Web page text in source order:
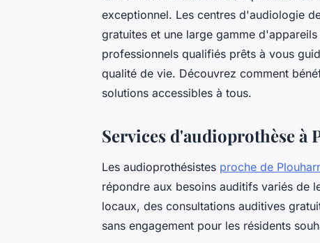
exceptionnel. Les centres d'audiologie
gratuites et une large gamme
professionnels qualifiés prêts à vous
qualité de vie. Découvrez comment
solutions accessibles à tous.
Services d'audioprothèse à
Les audioprothésistes proche de
répondre aux besoins auditifs variés de
locaux, des consultations auditives
sans engagement pour les résidents